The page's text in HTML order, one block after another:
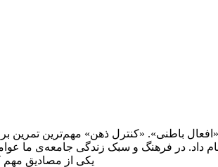
باطنی». «کنترل ذهن» مهم‌ترین
داد. در فرهنگ و سبک زندگی جامعه‌ی
یکی از مصادیق مهم